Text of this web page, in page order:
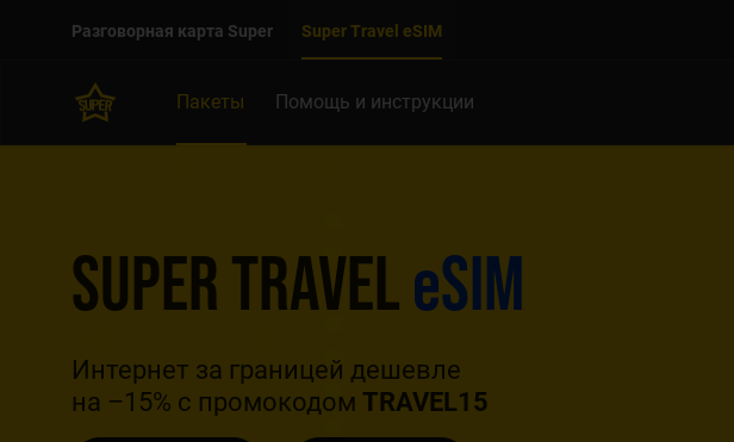
Разговорная карта Super Super Travel eSIM
Пакеты Помощь и инструкции
SUPER TRAVELeSIM
Интернет за границей дешевле
на –15% с промокодом TRAVEL15